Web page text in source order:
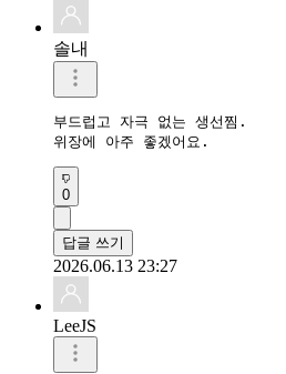
솔내
부드럽고 자극 없는 생선찜.
위장에 아주 좋겠어요.
0
답글 쓰기
2026.06.13 23:27
LeeJS